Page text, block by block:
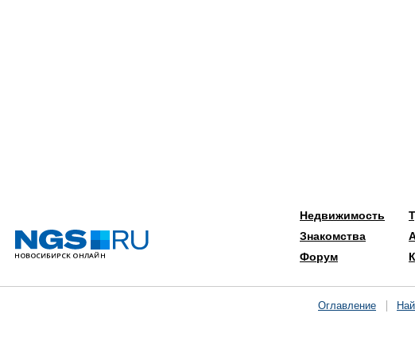
Недвижимость
Знакомства
Форум
Оглавление